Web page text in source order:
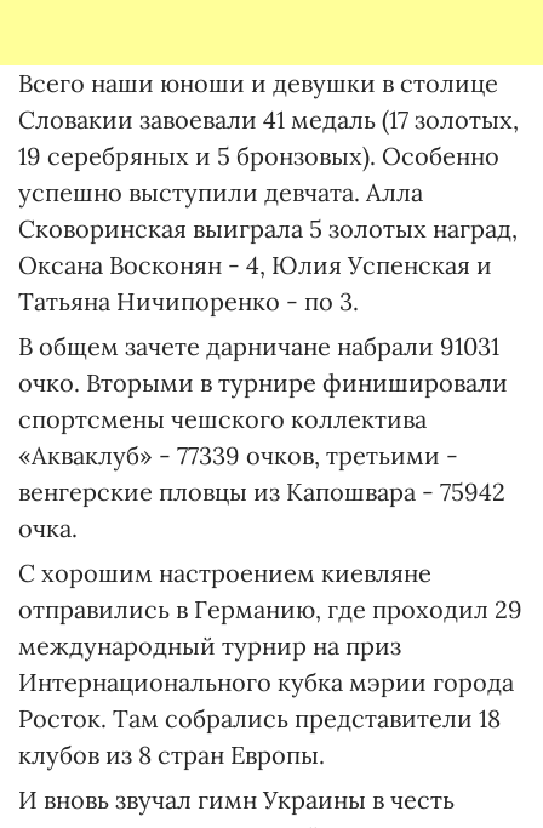
Всего наши юноши и девушки в столице
Словакии завоевали 41 медаль (17 золотых,
19 серебряных и 5 бронзовых). Особенно
успешно выступили девчата. Алла
Сковоринская выиграла 5 золотых наград,
Оксана Восконян - 4, Юлия Успенская и
Татьяна Ничипоренко - по 3.
В общем зачете дарничане набрали 91031
очко. Вторыми в турнире финишировали
спортсмены чешского коллектива
«Акваклуб» - 77339 очков, третьими -
венгерские пловцы из Капошвара - 75942
очка.
С хорошим настроением киевляне
отправились в Германию, где проходил 29
международный турнир на приз
Интернационального кубка мэрии города
Росток. Там собрались представители 18
клубов из 8 стран Европы.
И вновь звучал гимн Украины в честь